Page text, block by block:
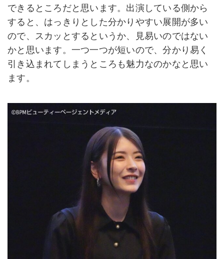
できるところだと思います。出演している側から
すると、はっきりとした分かりやすい展開が多い
ので、スカッとするというか、見易いのではない
かと思います。一つ一つが短いので、分かり易く
引き込まれてしまうところも魅力なのかなと思い
ます。